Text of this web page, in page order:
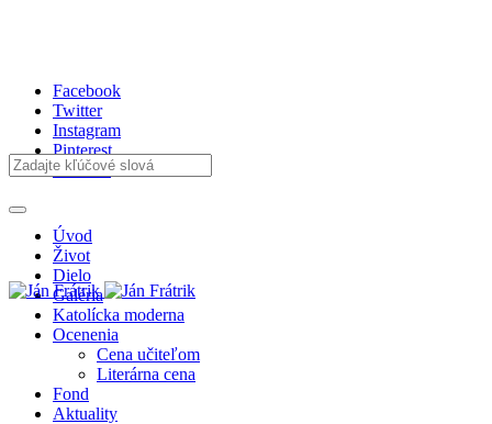
Facebook
Twitter
Instagram
Pinterest
Youtube
Úvod
Život
Dielo
Galéria
Katolícka moderna
Ocenenia
Cena učiteľom
Literárna cena
Fond
Aktuality